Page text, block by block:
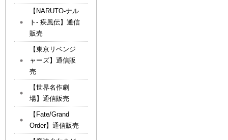
【NARUTO-ナル
ト- 疾風伝】通信
販売
【東京リベンジ
ャーズ】通信販
売
【世界名作劇
場】通信販売
【Fate/Grand
Order】通信販売